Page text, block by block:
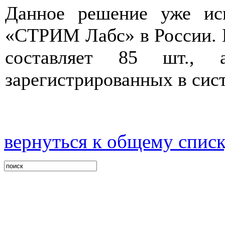
Данное решение уже
«СТРИМ Лабс» в России.
составляет 85 шт., а
зарегистрированных в
вернуться к общему